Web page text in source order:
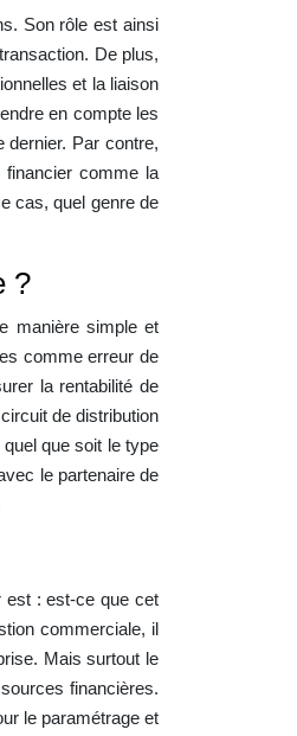
Son rôle est ainsi
De plus,
et la liaison
en compte les
dernier. Par contre,
comme la
cas, quel genre de
?
manière simple et
comme erreur de
la rentabilité de
de distribution
que soit le type
le partenaire de
est : est-ce que cet
commerciale, il
Mais surtout le
financières.
le paramétrage et